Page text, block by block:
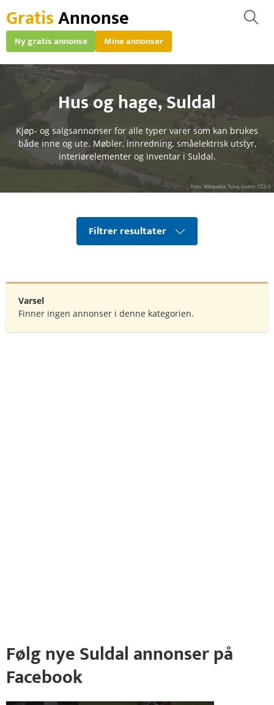
GratisAnnonse
Ny gratis annonse Mine annonser
Hus og hage,Suldal
Kjøp- og salgsannonser for alle typer varer som kan brukes
både inne og ute. Møbler, innredning, småelektrisk utstyr,
interiørelementer og inventar i Suldal.
Foto: Wikipedia: Toba, Lisens: CC3.0
Filtrer resultater
Varsel
Finner ingen annonser i denne kategorien.
Følg nye Suldal annonser på
Facebook